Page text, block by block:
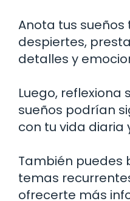
Anota tus
despiertes,
detalles y
Luego, reflexiona
sueños podrían
con tu vida diaria
También puedes
temas
ofrecerte más